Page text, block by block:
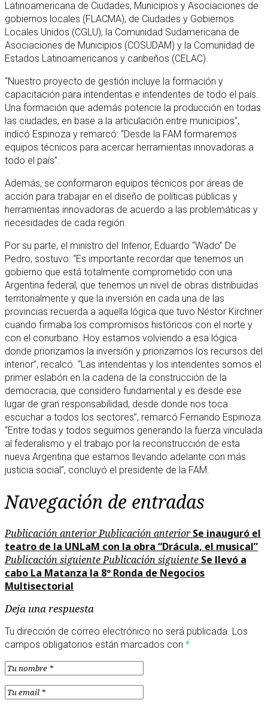
Latinoamericana de Ciudades, Municipios y Asociaciones de
gobiernos locales (FLACMA), de Ciudades y Gobiernos
Locales Unidos (CGLU), la Comunidad Sudamericana de
Asociaciones de Municipios (COSUDAM) y la Comunidad de
Estados Latinoamericanos y caribeños (CELAC).
“Nuestro proyecto de gestión incluye la formación y
capacitación para intendentas e intendentes de todo el país.
Una formación que además potencie la producción en todas
las ciudades, en base a la articulación entre municipios”,
indicó Espinoza y remarcó: “Desde la FAM formaremos
equipos técnicos para acercar herramientas innovadoras a
todo el país”.
Además, se conformaron equipos técnicos por áreas de
acción para trabajar en el diseño de políticas públicas y
herramientas innovadoras de acuerdo a las problemáticas y
necesidades de cada región.
Por su parte, el ministro del Interior, Eduardo “Wado” De
Pedro, sostuvo: “Es importante recordar que tenemos un
gobierno que está totalmente comprometido con una
Argentina federal; que tenemos un nivel de obras distribuidas
territorialmente y que la inversión en cada una de las
provincias recuerda a aquella lógica que tuvo Néstor Kirchner
cuando firmaba los compromisos históricos con el norte y
con el conurbano. Hoy estamos volviendo a esa lógica
donde priorizamos la inversión y priorizamos los recursos del
interior”, recalcó. “Las intendentas y los intendentes somos el
primer eslabón en la cadena de la construcción de la
democracia, que considero fundamental y es desde ese
lugar de gran responsabilidad, desde donde nos toca
escuchar a todos los sectores”, remarcó Fernando Espinoza.
“Entre todas y todos seguimos generando la fuerza vinculada
al federalismo y el trabajo por la reconstrucción de esta
nueva Argentina que estamos llevando adelante con más
justicia social”, concluyó el presidente de la FAM.
Navegación de entradas
Publicación anteriorPublicación anterior Se inauguró el
teatro de la UNLaM con la obra “Drácula, el musical”
Publicación siguientePublicación siguiente Se llevó a
cabo La Matanza la 8º Ronda de Negocios
Multisectorial
Deja una respuesta
Tu dirección de correo electrónico no será publicada. Los
campos obligatorios están marcados con *